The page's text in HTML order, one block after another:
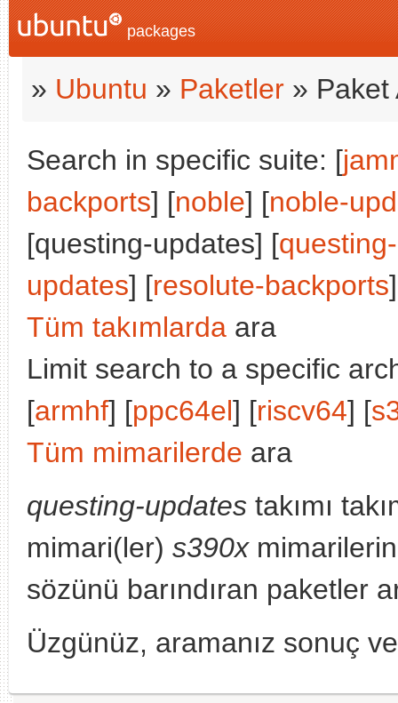
packages
» Ubuntu » Paketler » Paket
Search in specific suite: [
backports] [noble] [noble-
[questing-updates] [
updates] [resolute-backports
Tüm takımlarda ara
Limit search to a specific
[armhf] [ppc64el] [riscv64] [
Tüm mimarilerde ara
questing-updates takımı
mimari(ler) s390x
sözünü barındıran paketler
Üzgünüz, aramanız sonuç